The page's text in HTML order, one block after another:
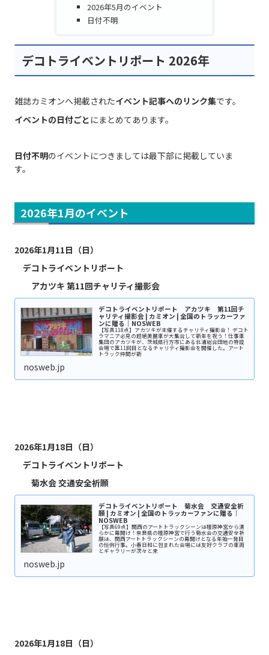
2026年5月のイベント
日付不明
デコトライベントリポート 2026年
雑誌カミオンへ掲載されたイベント記事へのリンク集です。
イベントの日付ごと にまとめてあります。
日付不明のイベントにつきましては最下部に掲載していま
す。
2026年1月のイベント
2026年1月11日（日）
デコトライベントリポート
アカツキ 第11回チャリティ撮影会
デコトライベントリポート アカツキ 第11回チ
ャリティ撮影会 | カミオン | 全国のトラッカーファ
ンに贈る｜NOSWEB
【写真118点】アカツキが主催するチャリティ撮影会！ デコト
ラマニア必見の超絶美麗車が大集合して新年を祝う！仕事車
集団のアカツキが、茨城県行方市にある北浦総合団地の特設
会場で第11回目となるチャリティ撮影会を開催した。アート
トラック仲間が新
nosweb.jp
2026年1月18日（日）
デコトライベントリポート
菊水会 交通安全祈願
デコトライベントリポート 菊水会 交通安全祈
願 | カミオン | 全国のトラッカーファンに贈る｜
NOSWEB
【写真69点】関西のアートトラックシーンは橿原神宮から清
らかに幕開け！奈良県の橿原神宮で行う菊水会の交通安全祈
願は、関西アートトラックシーンの幕開けとなる年始一発目
の恒例行事。小春日和に包まれた会場には友好クラブの車両
とギャラリーが次々と来
nosweb.jp
2026年1月18日（日）